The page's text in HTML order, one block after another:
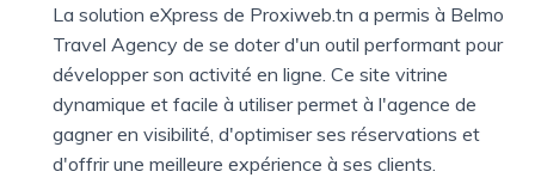
La solution eXpress de Proxiweb.tn a permis à Belmo
Travel Agency de se doter d'un outil performant pour
développer son activité en ligne. Ce site vitrine
dynamique et facile à utiliser permet à l'agence de
gagner en visibilité, d'optimiser ses réservations et
d'offrir une meilleure expérience à ses clients.